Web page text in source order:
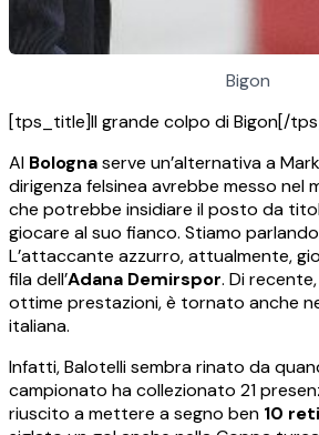
Bigon
[tps_title]Il grande colpo di Bigon[/
Al Bolognaserve un’alternativa a
dirigenza felsinea avrebbe messo nel
che potrebbe insidiare il posto da
giocare al suo fianco. Stiamo
L’attaccante azzurro, attualmente,
fila dell’Adana Demirspor. Di
ottime prestazioni, è tornato anche
italiana.
Infatti, Balotelli sembra rinato da
campionato ha collezionato 21
riuscito a mettere a segno ben 10 reti